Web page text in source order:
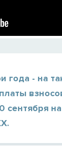
года - на
сентября